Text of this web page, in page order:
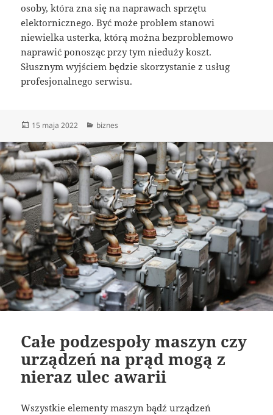
osoby, która zna się na naprawach sprzętu
elektornicznego. Być może problem stanowi
niewielka usterka, którą można bezproblemowo
naprawić ponosząc przy tym nieduży koszt.
Słusznym wyjściem będzie skorzystanie z usług
profesjonalnego serwisu.
Data
15 maja 2022 Kategorie
biznes
Całe podzespoły maszyn czy
urządzeń na prąd mogą z
nieraz ulec awarii
Wszystkie elementy maszyn bądź urządzeń